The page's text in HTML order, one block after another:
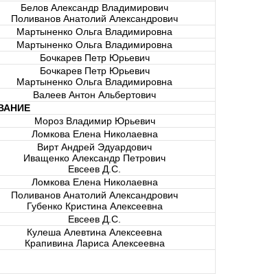
Белов Александр Владимирович
Поливанов Анатолий Александрович
Мартыненко Ольга Владимировна
Мартыненко Ольга Владимировна
Бочкарев Петр Юрьевич
Бочкарев Петр Юрьевич
Мартыненко Ольга Владимировна
Валеев Антон Альбертович
Мороз Владимир Юрьевич
Ломкова Елена Николаевна
Вирт Андрей Эдуардович
Иващенко Александр Петрович
Евсеев Д.С.
Ломкова Елена Николаевна
Поливанов Анатолий Александрович
Губенко Кристина Алексеевна
Евсеев Д.С.
Кулеша Алевтина Алексеевна
Крапивина Лариса Алексеевна